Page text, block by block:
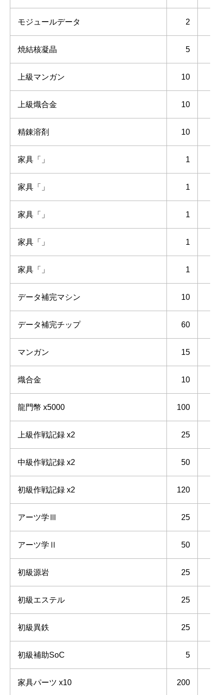
モジュールデータ 2
焼結核凝晶 5
上級マンガン 10
上級熾合金 10
精錬溶剤 10
家具「」 1
家具「」 1
家具「」 1
家具「」 1
家具「」 1
データ補完マシン 10
データ補完チップ 60
マンガン 15
熾合金 10
龍門幣 x5000 100
上級作戦記録 x2 25
中級作戦記録 x2 50
初級作戦記録 x2 120
アーツ学Ⅲ 25
アーツ学Ⅱ 50
初級源岩 25
初級エステル 25
初級異鉄 25
初級補助SoC 5
家具パーツ x10 200